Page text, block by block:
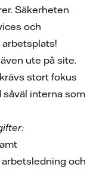
Säkerheten
och
ute på site.
stort fokus
interna som
och